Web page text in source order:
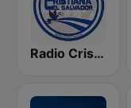
Radio Cristiana El Salvador